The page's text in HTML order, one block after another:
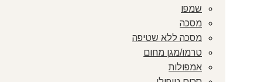
שמפו
מסכה
מסכה ללא שטיפה
טרמו/מגן מחום
אמפולות